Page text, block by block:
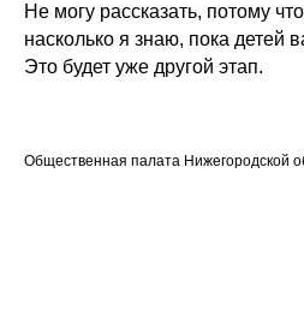
Не могу рассказать, потому
насколько я знаю, пока детей
Это будет уже другой этап.
Общественная палата Нижегородской